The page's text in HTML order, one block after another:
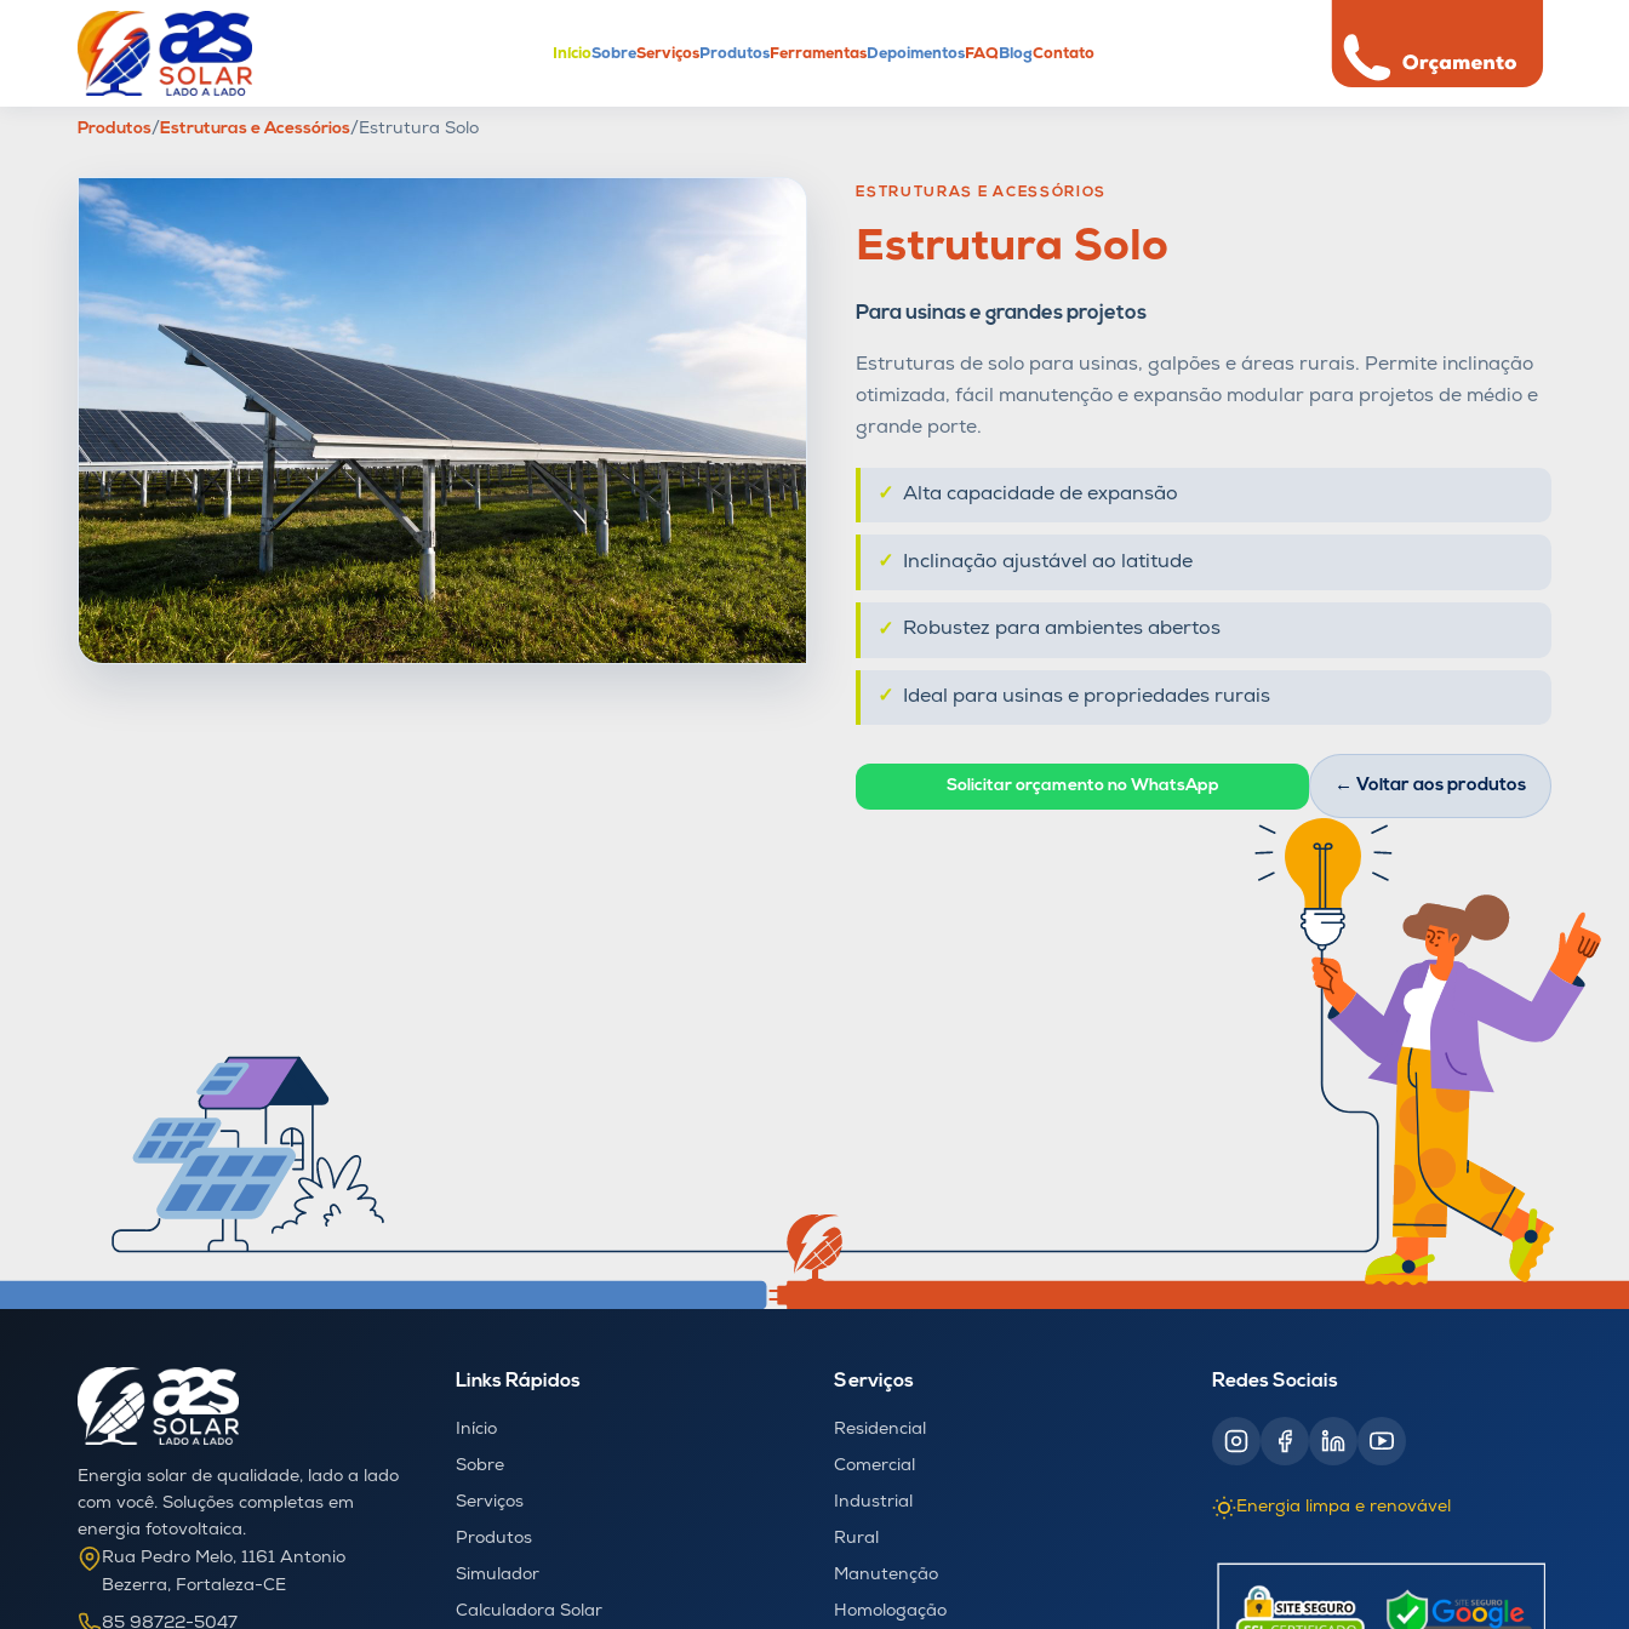
InícioSobreServiços Produtos Ferramentas Depoimentos FAQ BlogContato
Produtos/Estruturas e Acessórios/Estrutura Solo
ESTRUTURAS E ACESSÓRIOS
Estrutura Solo
Para usinas e grandes projetos
Estruturas de solo para usinas, galpões e áreas rurais. Permite inclinação
otimizada, fácil manutenção e expansão modular para projetos de médio e
grande porte.
Alta capacidade de expansão
Inclinação ajustável ao latitude
Robustez para ambientes abertos
Ideal para usinas e propriedades rurais
Solicitar orçamento no WhatsApp ← Voltar aos produtos
Energia solar de qualidade, lado a lado
com você. Soluções completas em
energia fotovoltaica.
Rua Pedro Melo, 1161 Antonio
Bezerra, Fortaleza-CE
85 98722-5047
Links Rápidos
Início
Sobre
Serviços
Produtos
Simulador
Calculadora Solar
Serviços
Residencial
Comercial
Industrial
Rural
Manutenção
Homologação
Redes Sociais
Energia limpa e renovável